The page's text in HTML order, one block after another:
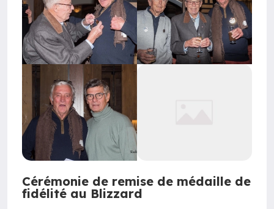
Cérémonie de remise de médaille de
fidélité au Blizzard